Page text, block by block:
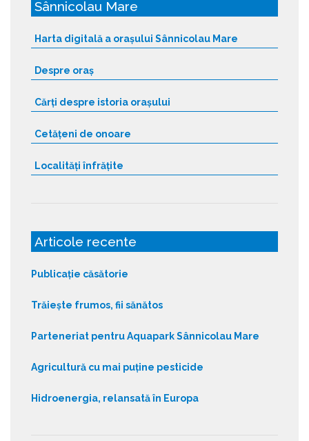
Sânnicolau Mare
Harta digitală a orașului Sânnicolau Mare
Despre oraș
Cărți despre istoria orașului
Cetățeni de onoare
Localități înfrățite
Articole recente
Publicație căsătorie
Trăiește frumos, fii sănătos
Parteneriat pentru Aquapark Sânnicolau Mare
Agricultură cu mai puține pesticide
Hidroenergia, relansată în Europa